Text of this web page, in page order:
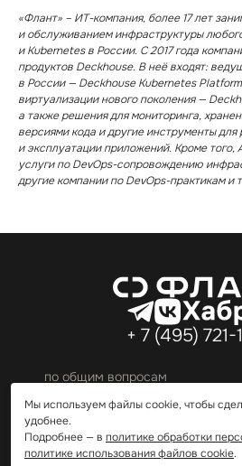
Мы используем файлы cookie, чтобы
удобнее.
Подробнее — в политике обработки
политике использования файлов cookie.
«Флант» – ИТ⁠-⁠компания, более 17 лет
и обслуживанием инфраструктуры
и Kubernetes в России. С 2017 года
продуктов Deckhouse. В неё входят:
в России — Deckhouse Kubernetes
виртуализации нового поколения —
а также решения для мониторинга,
версиями кода и другие инструменты для
и эксплуатации приложений. Кроме того,
услуги по DevOps⁠-⁠сопровождению
другие компании по DevOps⁠-⁠практикам и
по общим вопросам
info@flant.ru
+ 7 (495) 721⁠-⁠
© 2026 АО «Флант». Все
Политика обработки
Политика использования